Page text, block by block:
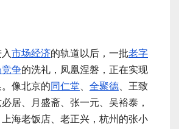
市场经济的轨道以后，一批老字
争的洗礼，凤凰涅磐，正在实现
像北京的同仁堂 全聚德 、王致
居、月盛斋、张一元、吴裕泰，
上海老饭店、老正兴，杭州的张小